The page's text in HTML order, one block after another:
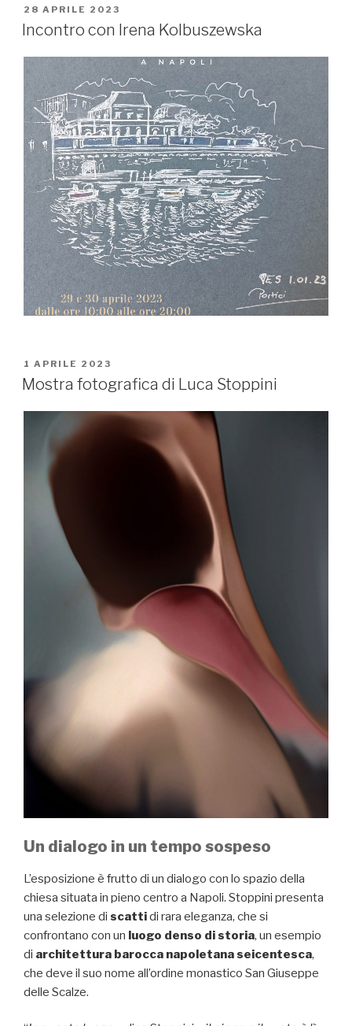
PUBBLICATO
IL
28 APRILE 2023
Incontro con Irena Kolbuszewska
PUBBLICATO
IL
1 APRILE 2023
Mostra fotografica di Luca Stoppini
Un dialogo in un tempo sospeso
L’esposizione è frutto di un dialogo con lo spazio della
chiesa situata in pieno centro a Napoli. Stoppini presenta
una selezione di scattidi rara eleganza, che si
confrontano con un luogo denso di storia, un esempio
di architettura barocca napoletana seicentesca,
che deve il suo nome all’ordine monastico San Giuseppe
delle Scalze.